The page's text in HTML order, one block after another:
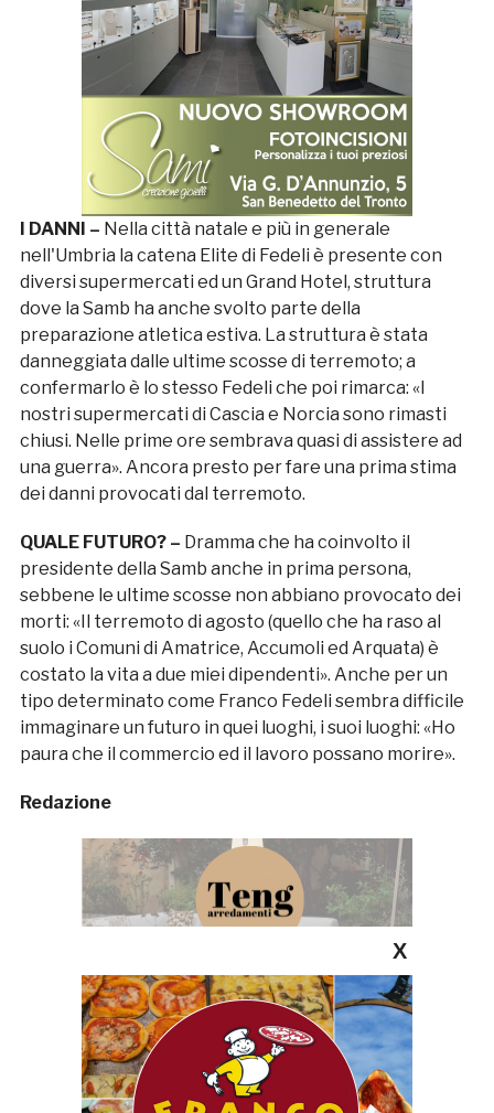
I DANNI – Nella città natale e più in generale
nell'Umbria la catena Elite di Fedeli è presente con
diversi supermercati ed un Grand Hotel, struttura
dove la Samb ha anche svolto parte della
preparazione atletica estiva. La struttura è stata
danneggiata dalle ultime scosse di terremoto; a
confermarlo è lo stesso Fedeli che poi rimarca: «I
nostri supermercati di Cascia e Norcia sono rimasti
chiusi. Nelle prime ore sembrava quasi di assistere ad
una guerra». Ancora presto per fare una prima stima
dei danni provocati dal terremoto.
QUALE FUTURO? – Dramma che ha coinvolto il
presidente della Samb anche in prima persona,
sebbene le ultime scosse non abbiano provocato dei
morti: «Il terremoto di agosto (quello che ha raso al
suolo i Comuni di Amatrice, Accumoli ed Arquata) è
costato la vita a due miei dipendenti». Anche per un
tipo determinato come Franco Fedeli sembra difficile
immaginare un futuro in quei luoghi, i suoi luoghi: «Ho
paura che il commercio ed il lavoro possano morire».
Redazione
X